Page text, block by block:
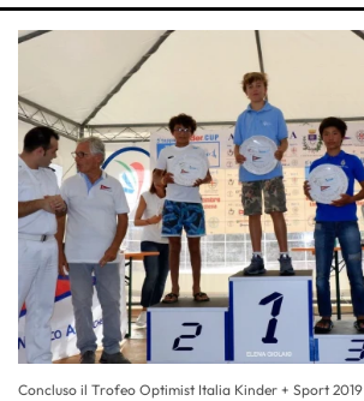
Concluso il Trofeo Optimist Italia Kinder + Sport 2019